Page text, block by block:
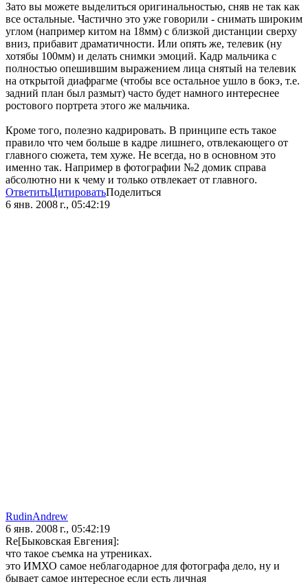
Зато вы можете выделиться оригинальностью, сняв не так как
все остальные. Частично это уже говорили - снимать широким
углом (например китом на 18мм) с близкой дистанции сверху
вниз, прибавит драматичности. Или опять же, телевик (ну
хотябы 100мм) и делать снимки эмоций. Кадр мальчика с
полностью опешившим выражением лица снятый на телевик
на открытой диафрагме (чтобы все остальное ушло в бокэ, т.е.
задний план был размыт) часто будет намного интереснее
ростового портрета этого же мальчика.
Кроме того, полезно кадрировать. В принципе есть такое
правило что чем больше в кадре лишнего, отвлекающего от
главного сюжета, тем хуже. Не всегда, но в основном это
именно так. Например в фотографии №2 домик справа
абсолютно ни к чему и только отвлекает от главного.
ОтветитьЦитироватьПоделиться
6 янв. 2008 г., 05:42:19
RudinAndrew
6 янв. 2008 г., 05:42:19
Re[Быковская Евгения]:
что такое съемка на утрениках.
это ИМХО самое неблагодарное для фотографа дело, ну и
бывает самое интересное если есть личная